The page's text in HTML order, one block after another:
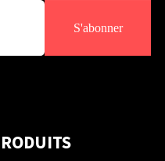
S'abonner